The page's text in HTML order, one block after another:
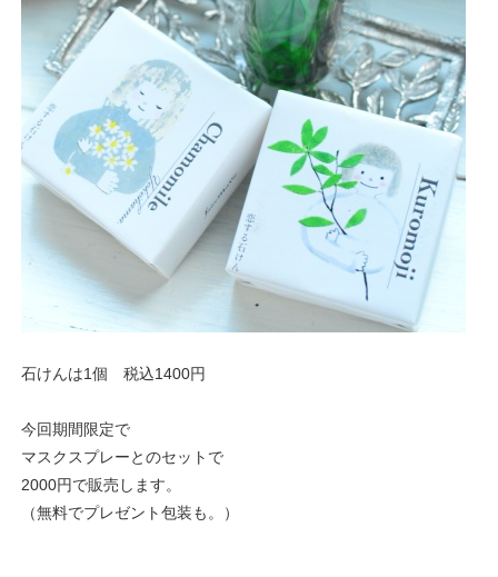
石けんは1個 税込1400円
今回期間限定で
マスクスプレーとのセットで
2000円で販売します。
（無料でプレゼント包装も。）